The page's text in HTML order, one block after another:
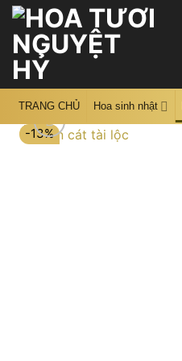
Skip
content
TRANG CHỦ Hoa sinh nhật
-13%